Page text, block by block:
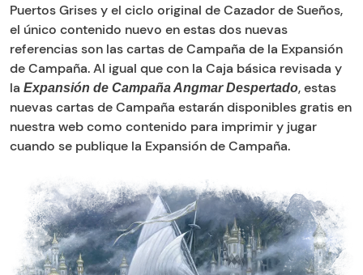
Puertos Grises y el ciclo original de Cazador de Sueños,
el único contenido nuevo en estas dos nuevas
referencias son las cartas de Campaña de la Expansión
de Campaña. Al igual que con la Caja básica revisada y
la Expansión de Campaña Angmar Despertado, estas
nuevas cartas de Campaña estarán disponibles gratis en
nuestra web como contenido para imprimir y jugar
cuando se publique la Expansión de Campaña.